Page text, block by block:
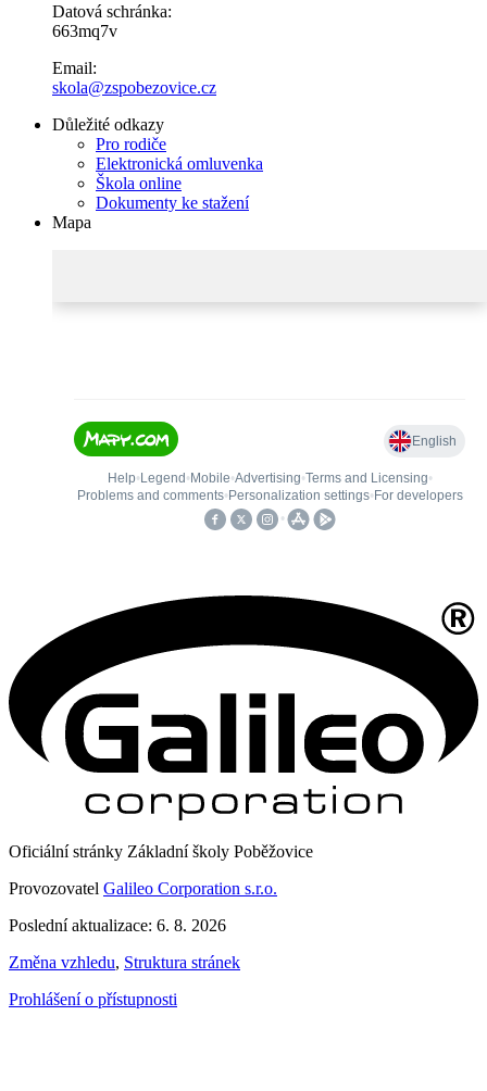
Datová schránka:
663mq7v
Email:
skola@zspobezovice.cz
Důležité odkazy
Pro rodiče
Elektronická omluvenka
Škola online
Dokumenty ke stažení
Mapa
Oficiální stránky Základní školy Poběžovice
Provozovatel Galileo Corporation s.r.o.
Poslední aktualizace: 6. 8. 2026
Změna vzhledu, Struktura stránek
Prohlášení o přístupnosti